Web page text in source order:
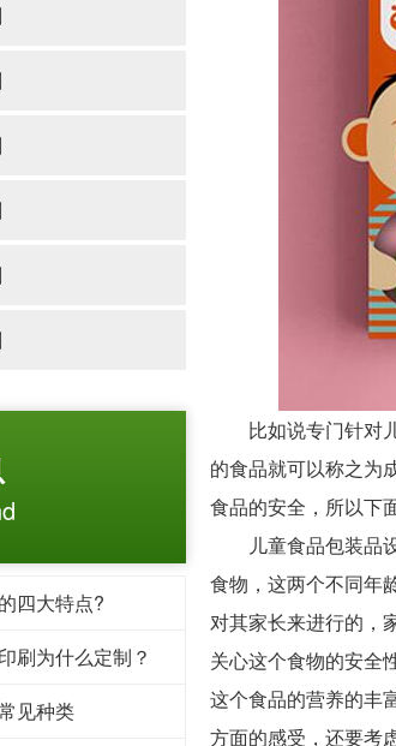
四大特点?
刷为什么定制？
见种类
比如说专门针对儿
的食品就可以称之为
食品的安全，所以下
儿童食品包装品设
食物，这两个不同年
对其家长来进行的，
关心这个食物的安全
这个食品的营养的丰
方面的感受，还要考